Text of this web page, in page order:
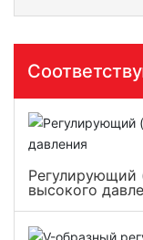
Регулирующий
высокого